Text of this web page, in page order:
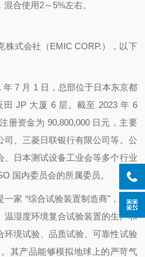
合使用2～5%左右。
株式会社（EMIC CORP.），以下
7 月 1 日，总部位于日本东京都
田 JP 大厦 6 层。截至 2023 年 6
册资金为 90,800,000 日元，主要
司、三菱日联银行有限公司等。公
、日本测试设备工业会等多个行业
国内委员会的所属委员。
家 “综合试验装置制造商"，主要
温湿度环境复合试验装置的生产和
环境试验、品质试验、可靠性试验
其产品能够模拟地球上的严苛气